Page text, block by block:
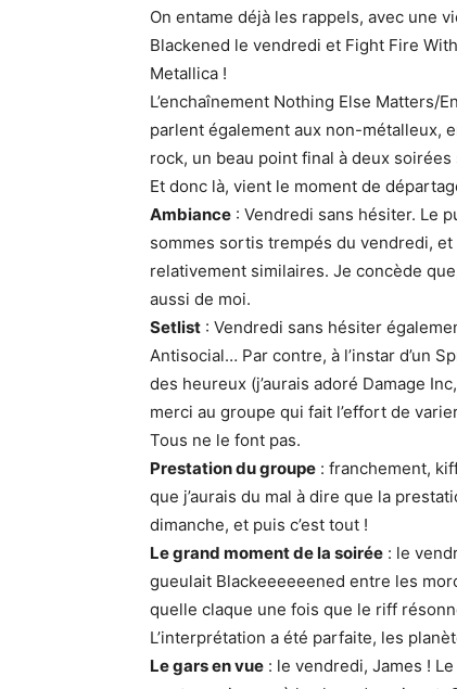
On entame déjà les rappels, avec une
Blackened le vendredi et Fight Fire
Metallica !
L’enchaînement Nothing Else Matters/
parlent également aux non-métalleux,
rock, un beau point final à deux soirées
Et donc là, vient le moment de
Ambiance : Vendredi sans hésiter. Le
sommes sortis trempés du vendredi,
relativement similaires. Je concède
aussi de moi.
Setlist : Vendredi sans hésiter
Antisocial… Par contre, à l’instar d’un
des heureux (j’aurais adoré Damage
merci au groupe qui fait l’effort de
Tous ne le font pas.
Prestation du groupe : franchement,
que j’aurais du mal à dire que la
dimanche, et puis c’est tout !
Le grand moment de la soirée : le
gueulait Blackeeeeeened entre les
quelle claque une fois que le riff
L’interprétation a été parfaite, les
Le gars en vue : le vendredi, James !